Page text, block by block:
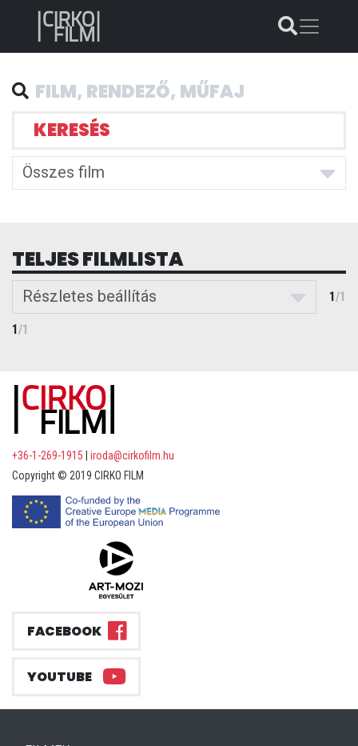
KERESÉS
Összes film
TELJES FILMLISTA
Részletes beállítás 1/1
1/1
+36-1-269-1915
iroda@cirkofilm.hu
Copyright © 2019 CIRKO FILM
FACEBOOK
YOUTUBE